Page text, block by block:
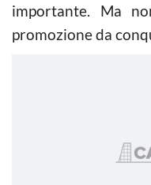
importante. Ma
promozione da